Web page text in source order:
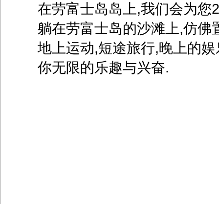
在劳富士岛岛上,我们会为您
躺在劳富士岛的沙滩上,仿佛
地上运动,短途旅行,晚上的
你无限的乐趣与兴奋.